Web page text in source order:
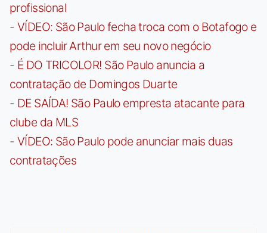
profissional
- VÍDEO: São Paulo fecha troca com o Botafogo e
pode incluir Arthur em seu novo negócio
- É DO TRICOLOR! São Paulo anuncia a
contratação de Domingos Duarte
- DE SAÍDA! São Paulo empresta atacante para
clube da MLS
- VÍDEO: São Paulo pode anunciar mais duas
contratações